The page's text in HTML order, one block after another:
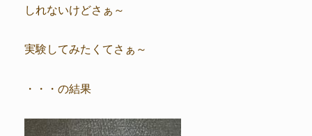
しれないけどさぁ～
実験してみたくてさぁ～
・・・の結果